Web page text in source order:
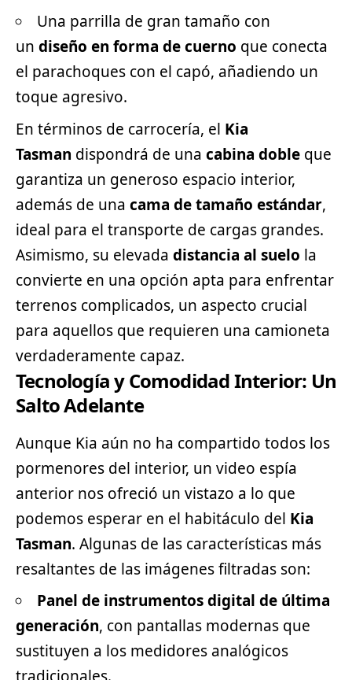
Una parrilla de gran tamaño con
un diseño en forma de cuerno que conecta
el parachoques con el capó, añadiendo un
toque agresivo.
En términos de carrocería, el Kia
Tasman dispondrá de una cabina doble que
garantiza un generoso espacio interior,
además de una cama de tamaño estándar,
ideal para el transporte de cargas grandes.
Asimismo, su elevada distancia al suelo la
convierte en una opción apta para enfrentar
terrenos complicados, un aspecto crucial
para aquellos que requieren una camioneta
verdaderamente capaz.
Tecnología y Comodidad Interior: Un
Salto Adelante
Aunque Kia aún no ha compartido todos los
pormenores del interior, un video espía
anterior nos ofreció un vistazo a lo que
podemos esperar en el habitáculo del Kia
Tasman. Algunas de las características más
resaltantes de las imágenes filtradas son:
Panel de instrumentos digital de última
generación, con pantallas modernas que
sustituyen a los medidores analógicos